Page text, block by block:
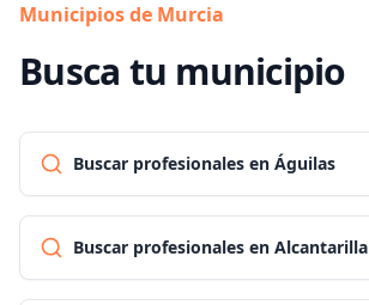
Municipios de Murcia
Busca tu municipio
Buscar profesionales en Águilas
Buscar profesionales en Alcantarilla